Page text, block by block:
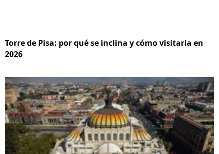
Torre de Pisa: por qué se inclina y cómo visitarla en
2026